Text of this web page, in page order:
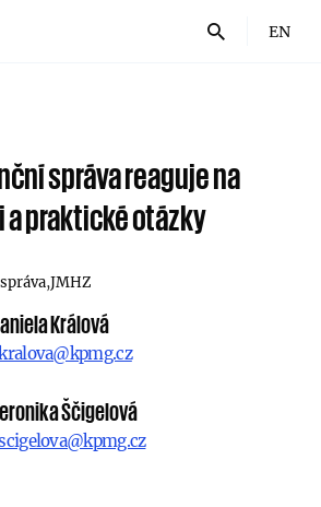
EN
správa reaguje na
praktické otázky
JMHZ
Králová
Ščigelová